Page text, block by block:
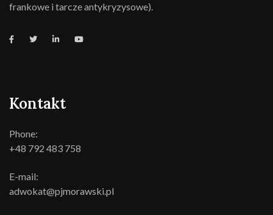
frankowe i tarcze antykryzysowe).
Kontakt
Phone:
+48 792 483 758
E-mail:
adwokat@pjmorawski.pl